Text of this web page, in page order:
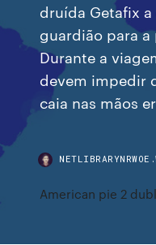
druída Getafix
guardião para a
Durante a
devem impedir
caia nas mãos
American pie 2